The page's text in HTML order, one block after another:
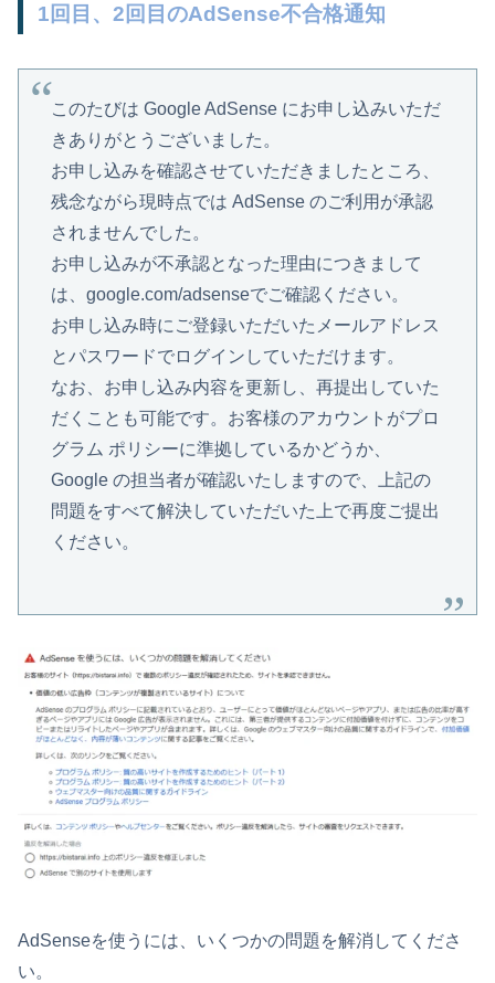
1回目、2回目のAdSense不合格通知
このたびは Google AdSense にお申し込みいただ
きありがとうございました。
お申し込みを確認させていただきましたところ、
残念ながら現時点では AdSense のご利用が承認
されませんでした。
お申し込みが不承認となった理由につきまして
は、google.com/adsenseでご確認ください。
お申し込み時にご登録いただいたメールアドレス
とパスワードでログインしていただけます。
なお、お申し込み内容を更新し、再提出していた
だくことも可能です。お客様のアカウントがプロ
グラム ポリシーに準拠しているかどうか、
Google の担当者が確認いたしますので、上記の
問題をすべて解決していただいた上で再度ご提出
ください。
AdSenseを使うには、いくつかの問題を解消してくださ
い。